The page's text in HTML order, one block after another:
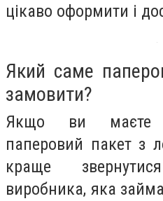
цікаво оформити і
Який саме
замовити?
Якщо ви маєте
паперовий пакет з
краще
виробника, яка